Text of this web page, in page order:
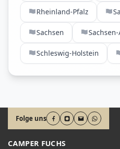
Rheinland-Pfalz
Sachsen
Schleswig-Holstein
Folge uns
CAMPER FUCHS